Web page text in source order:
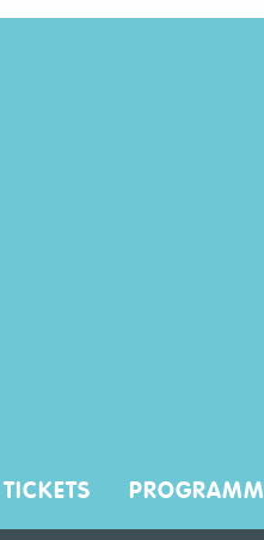
TICKETS PROGRAMM